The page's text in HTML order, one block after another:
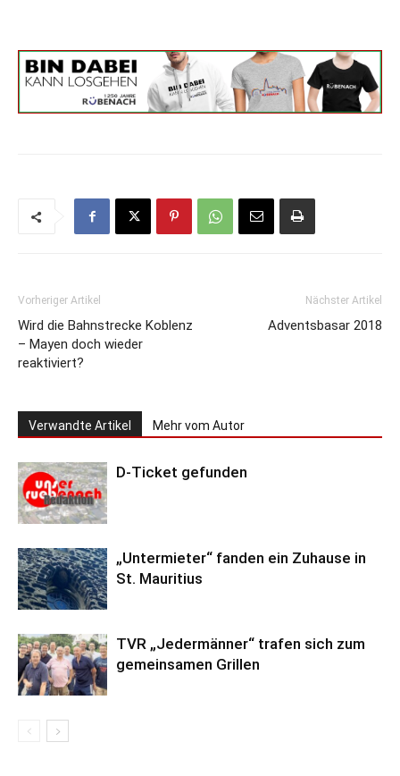
Vorheriger Artikel
Wird die Bahnstrecke Koblenz
– Mayen doch wieder
reaktiviert?
Nächster Artikel
Adventsbasar 2018
Verwandte Artikel Mehr vom Autor
D-Ticket gefunden
„Untermieter“ fanden ein Zuhause in
St. Mauritius
TVR „Jedermänner“ trafen sich zum
gemeinsamen Grillen